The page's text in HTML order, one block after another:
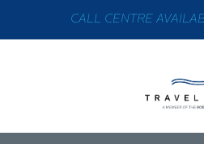
CALL CENTRE